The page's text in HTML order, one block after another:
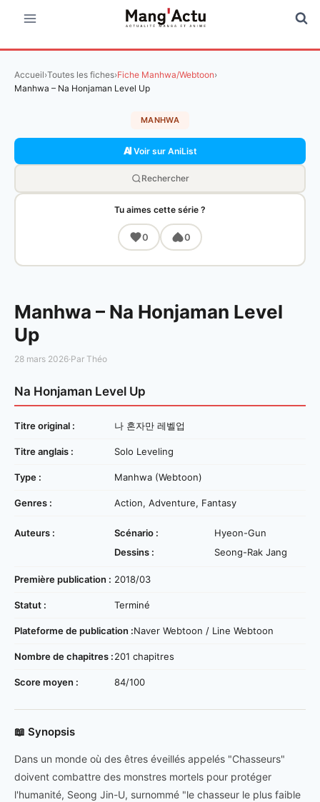
contenu
Accueil›Toutes les fiches›Fiche Manhwa/Webtoon›
Manhwa – Na Honjaman Level Up
MANHWA
Voir sur AniList
Rechercher
Tu aimes cette série ?
0 0
Manhwa – Na Honjaman Level
Up
28 mars 2026·Par Théo
Na Honjaman Level Up
Titre original : 나 혼자만 레벨업
Titre anglais : Solo Leveling
Type : Manhwa (Webtoon)
Genres : Action, Adventure, Fantasy
Auteurs : Scénario :
Hyeon-Gun
Dessins :
Seong-Rak Jang
Première publication : 2018/03
Statut : Terminé
Plateforme de publication :Naver Webtoon / Line Webtoon
Nombre de chapitres :201 chapitres
Score moyen : 84/100
📖 Synopsis
Dans un monde où des êtres éveillés appelés "Chasseurs"
doivent combattre des monstres mortels pour protéger
l'humanité, Seong Jin-U, surnommé "le chasseur le plus faible